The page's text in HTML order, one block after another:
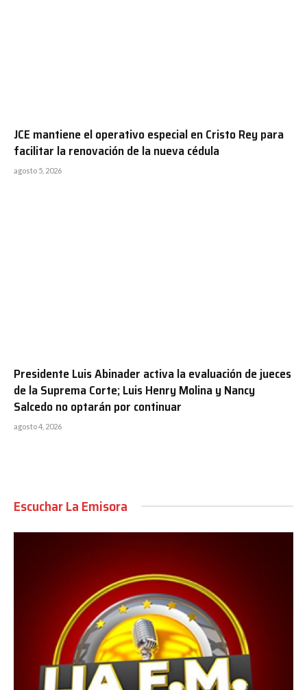
JCE mantiene el operativo especial en Cristo Rey para
facilitar la renovación de la nueva cédula
agosto 5, 2026
Presidente Luis Abinader activa la evaluación de jueces
de la Suprema Corte; Luis Henry Molina y Nancy
Salcedo no optarán por continuar
agosto 4, 2026
Escuchar La Emisora